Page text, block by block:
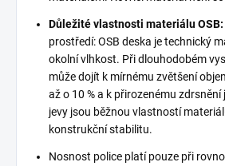
Důležité vlastnosti materiálu OSB:
prostředí: OSB deska je technický
okolní vlhkost. Při dlouhodobém
může dojít k mírnému zvětšení
až o 10 % a k přirozenému
jevy jsou běžnou vlastností
konstrukční stabilitu.
Nosnost police platí pouze při